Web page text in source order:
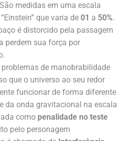
medidas em uma escala
que varia de 01 a 50%.
é distorcido pela passagem
perdem sua força por
de manobrabilidade
que o universo ao seu redor
funcionar de forma diferente
da onda gravitacional na escala
como penalidade no teste
pelo personagem